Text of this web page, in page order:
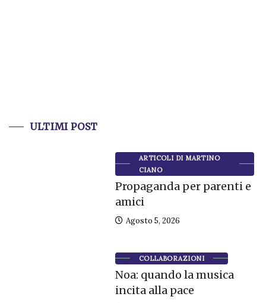
ULTIMI POST
ARTICOLI DI MARTINO
CIANO
Propaganda per parenti e
amici
Agosto 5, 2026
COLLABORAZIONI
Noa: quando la musica
incita alla pace